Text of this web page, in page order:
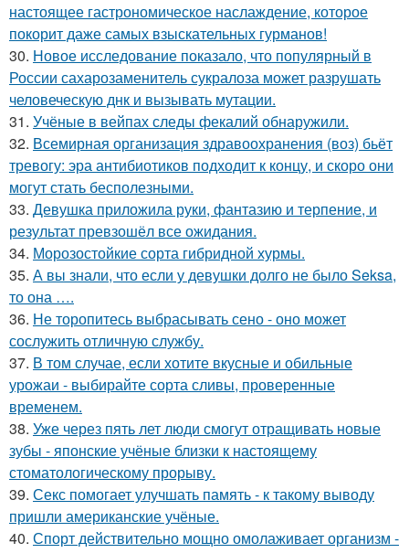
настоящее гастрономическое наслаждение, которое
покорит даже самых взыскательных гурманов!
30. Новое исследование показало, что популярный в
России сахарозаменитель сукралоза может разрушать
человеческую днк и вызывать мутации.
31. Учёные в вейпах следы фекалий обнаружили.
32. Всемирная организация здравоохранения (воз) бьёт
тревогу: эра антибиотиков подходит к концу, и скоро они
могут стать бесполезными.
33. Девушка приложила руки, фантазию и терпение, и
результат превзошёл все ожидания.
34. Морозостойкие сорта гибридной хурмы.
35. А вы знали, что если у девушки долго не было Seksa,
то она ….
36. Не торопитесь выбрасывать сено - оно может
сослужить отличную службу.
37. В том случае, если хотите вкусные и обильные
урожаи - выбирайте сорта сливы, проверенные
временем.
38. Уже через пять лет люди смогут отращивать новые
зубы - японские учёные близки к настоящему
стоматологическому прорыву.
39. Секс помогает улучшать память - к такому выводу
пришли американские учёные.
40. Спорт действительно мощно омолаживает организм -